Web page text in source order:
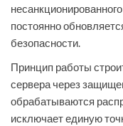
постоянно
безопасности.
Принцип работы
сервера через
обрабатываются
исключает единую